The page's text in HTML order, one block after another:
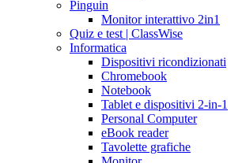
Pinguin
Monitor interattivo 2in1
Quiz e test | ClassWise
Informatica
Dispositivi ricondizionati
Chromebook
Notebook
Tablet e dispositivi 2-in-1
Personal Computer
eBook reader
Tavolette grafiche